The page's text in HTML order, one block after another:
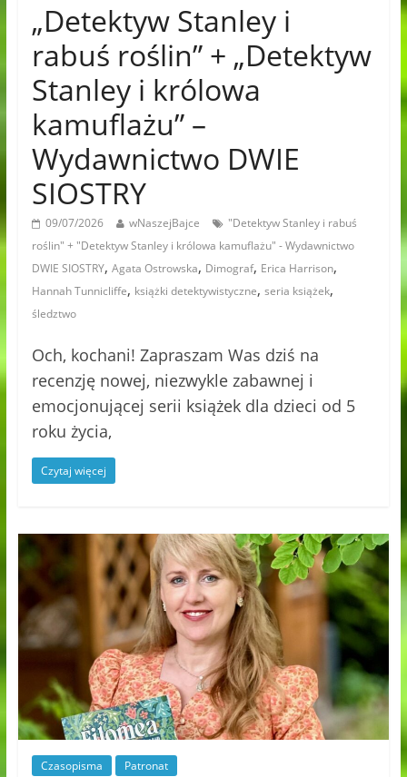
„Detektyw Stanley i
rabuś roślin” + „Detektyw
Stanley i królowa
kamuflażu” –
Wydawnictwo DWIE
SIOSTRY
09/07/2026 wNaszejBajce
"Detektyw Stanley i rabuś
roślin" + "Detektyw Stanley i królowa kamuflażu" - Wydawnictwo
DWIE SIOSTRY, Agata Ostrowska, Dimograf, Erica Harrison,
Hannah Tunnicliffe, książki detektywistyczne, seria książek,
śledztwo
Och, kochani! Zapraszam Was dziś na
recenzję nowej, niezwykle zabawnej i
emocjonującej serii książek dla dzieci od 5
roku życia,
Czytaj więcej
Czasopisma Patronat